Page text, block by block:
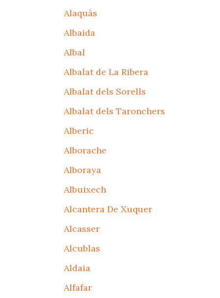
Alaquàs
Albaida
Albal
Albalat de La Ribera
Albalat dels Sorells
Albalat dels Taronchers
Alberic
Alborache
Alboraya
Albuixech
Alcantera De Xuquer
Alcasser
Alcublas
Aldaia
Alfafar